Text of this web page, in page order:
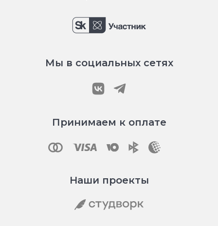
Мы в социальных сетях
Принимаем к оплате
Наши проекты